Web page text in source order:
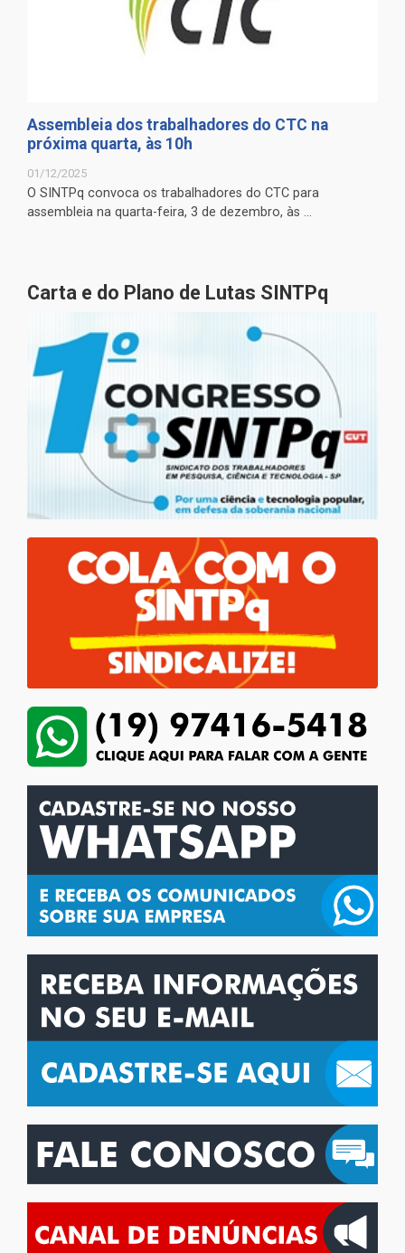
Assembleia dos trabalhadores do CTC na
próxima quarta, às 10h
01/12/2025
O SINTPq convoca os trabalhadores do CTC para
assembleia na quarta-feira, 3 de dezembro, às ...
Carta e do Plano de Lutas SINTPq